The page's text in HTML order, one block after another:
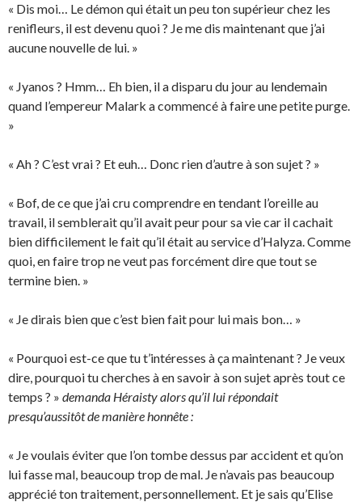
« Dis moi… Le démon qui était un peu ton supérieur chez les
renifleurs, il est devenu quoi ? Je me dis maintenant que j’ai
aucune nouvelle de lui. »
« Jyanos ? Hmm… Eh bien, il a disparu du jour au lendemain
quand l’empereur Malark a commencé à faire une petite purge.
»
« Ah ? C’est vrai ? Et euh… Donc rien d’autre à son sujet ? »
« Bof, de ce que j’ai cru comprendre en tendant l’oreille au
travail, il semblerait qu’il avait peur pour sa vie car il cachait
bien difficilement le fait qu’il était au service d’Halyza. Comme
quoi, en faire trop ne veut pas forcément dire que tout se
termine bien. »
« Je dirais bien que c’est bien fait pour lui mais bon… »
« Pourquoi est-ce que tu t’intéresses à ça maintenant ? Je veux
dire, pourquoi tu cherches à en savoir à son sujet après tout ce
temps ? » demanda Héraisty alors qu’il lui répondait
presqu’aussitôt de manière honnête :
« Je voulais éviter que l’on tombe dessus par accident et qu’on
lui fasse mal, beaucoup trop de mal. Je n’avais pas beaucoup
apprécié ton traitement, personnellement. Et je sais qu’Elise